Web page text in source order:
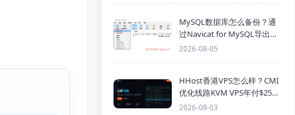
MySQL数据库怎么备份？通
过Navicat for MySQL导出
Mysql数据库为SQL格式备份
2026-08-05
HHost香港VPS怎么样？CMI
优化线路KVM VPS年付$25
起，4GB内存优惠套餐
2026-08-03